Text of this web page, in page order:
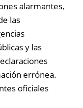
alarmantes,
las
y las
errónea.
oficiales